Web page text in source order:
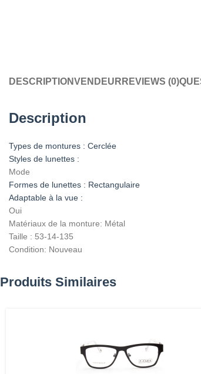
DESCRIPTIONVENDEUR REVIEWS (0)
Description
Types de montures : Cerclée
Styles de lunettes :
Mode
Formes de lunettes : Rectangulaire
Adaptable à la vue :
Oui
Matériaux de la monture: Métal
Taille : 53-14-135
Condition: Nouveau
Produits Similaires